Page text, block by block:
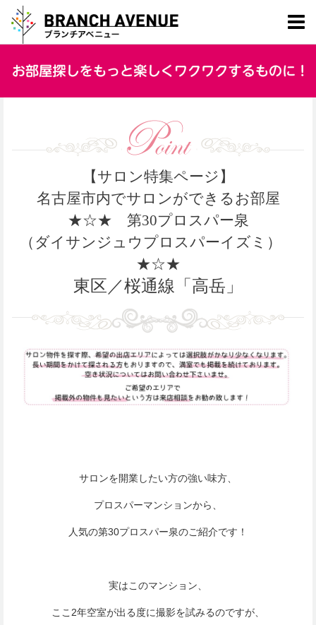
【サロン特集ページ】
名古屋市内でサロンができるお部屋
★☆★ 第30プロスパー泉
（ダイサンジュウプロスパーイズミ）
★☆★
東区／桜通線「高岳」
サロンを開業したい方の強い味方、
プロスパーマンションから、
人気の第30プロスパー泉のご紹介です！
実はこのマンション、
ここ2年空室が出る度に撮影を試みるのですが、